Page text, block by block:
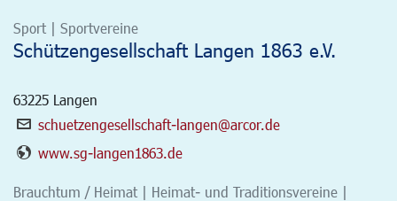
Sport | Sportvereine
Schützengesellschaft Langen 1863 e.V.
63225 Langen
schuetzengesellschaft-langen@arcor.de
www.sg-langen1863.de
Brauchtum / Heimat | Heimat- und Traditionsvereine |